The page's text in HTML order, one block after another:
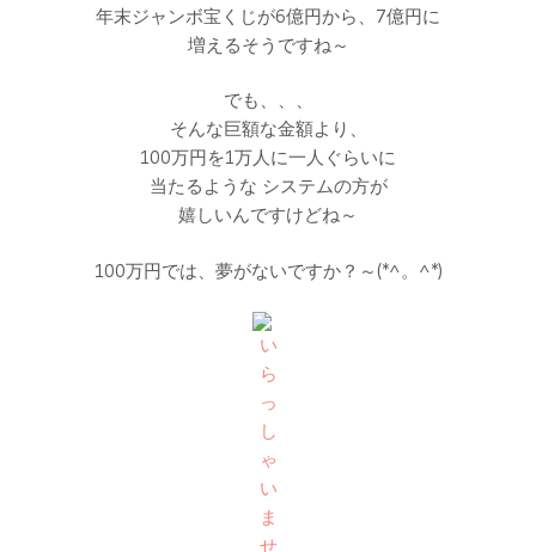
年末ジャンボ宝くじが6億円から、7億円に
増えるそうですね～
でも、、、
そんな巨額な金額より、
100万円を1万人に一人ぐらいに
当たるような システムの方が
嬉しいんですけどね～
100万円では、夢がないですか？～(*^。^*)